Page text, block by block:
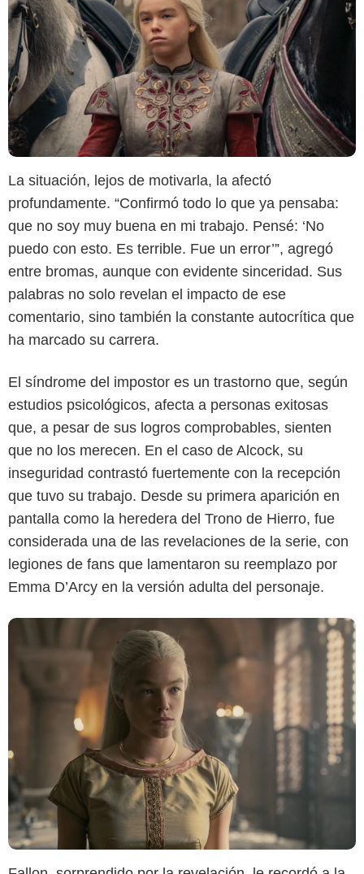
La situación, lejos de motivarla, la afectó
profundamente. “Confirmó todo lo que ya pensaba:
que no soy muy buena en mi trabajo. Pensé: ‘No
puedo con esto. Es terrible. Fue un error’”, agregó
entre bromas, aunque con evidente sinceridad. Sus
palabras no solo revelan el impacto de ese
comentario, sino también la constante autocrítica que
ha marcado su carrera.
El síndrome del impostor es un trastorno que, según
estudios psicológicos, afecta a personas exitosas
que, a pesar de sus logros comprobables, sienten
que no los merecen. En el caso de Alcock, su
inseguridad contrastó fuertemente con la recepción
que tuvo su trabajo. Desde su primera aparición en
pantalla como la heredera del Trono de Hierro, fue
considerada una de las revelaciones de la serie, con
legiones de fans que lamentaron su reemplazo por
Emma D’Arcy en la versión adulta del personaje.